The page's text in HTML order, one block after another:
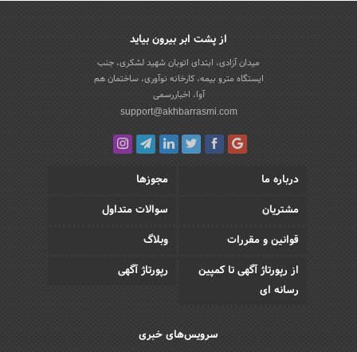
از پشت ابر بیرون بیاید
میدان آزادی، ابتدای اتوبان شهید لشکری، جنب
ایستگاه مترو بیمه، کارخانه نوآوری، ساختمان هم
آوا، اخباررسمی
support@akhbarrasmi.com
درباره ما
مجوزها
مشتریان
سوالات متداول
قوانین و مقررات
وبلاگ
از رپورتاژ آگهی تا کمپین
رسانه ای
رپورتاژ آگهی
سرویس‌های خبری